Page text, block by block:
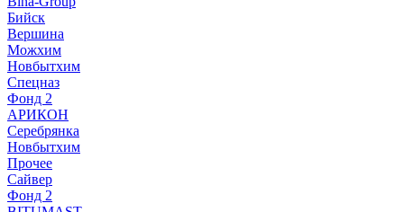
Бийск
Вершина
Можхим
Новбытхим
Спецназ
Фонд 2
АРИКОН
Серебрянка
Новбытхим
Прочее
Сайвер
Фонд 2